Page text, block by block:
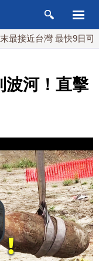
台灣 最快9日可能登陸
波河！直擊